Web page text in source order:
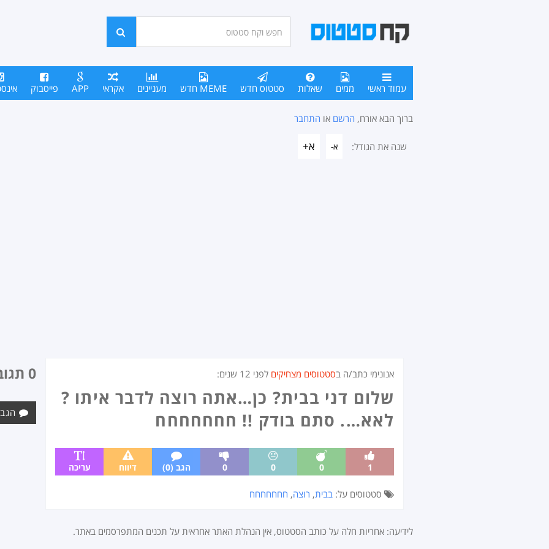
סטטוסים
חפש
עמוד ראשי ממים שאלות סטטוס חדש MEME חדש מעניינים אקראי APP פייסבוק
ברוך הבא אורח, הרשם או התחבר
שנה את הגודל: א- א+
אנונימי כתב/ה בסטטוסים מצחיקים לפני 12 שנים :
שלום דני בבית? כן…אתה רוצה לדבר איתו ?
לאא…. סתם בודק !! חחחחחחח
1
0
0
0 הגב (0) דיווח עריכה
סטטוסים על: בבית, רוצה, חחחחחחח
0 תגובות
לידיעה: אחריות חלה על כותב הסטטוס, אין הנהלת האתר אחראית על תכנים המתפרסמים באתר.